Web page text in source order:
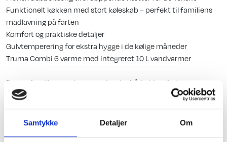
Samtykke Detaljer Om
Funktionelt køkken med stort køleskab – perfekt til familiens
madlavning på farten
Komfort og praktiske detaljer
Gulvtemperering for ekstra hygge i de kølige måneder
Truma Combi 6 varme med integreret 10 L vandvarmer
Denne familiecampingvogn giver jer både hjemlig hygge og
friheden til at rejse, når det passer jer. Perfekt til både
nybegyndere og erfarne campister, der vil have kvalitet og
funktionalitet i ét.